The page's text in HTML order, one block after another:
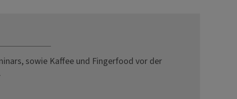
sowie Kaffee und Fingerfood vor der